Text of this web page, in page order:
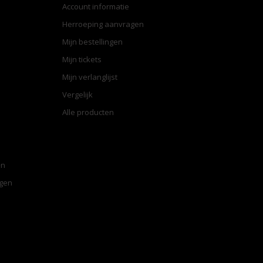
Account informatie
Herroeping aanvragen
Mijn bestellingen
Mijn tickets
Mijn verlanglijst
Vergelijk
Alle producten